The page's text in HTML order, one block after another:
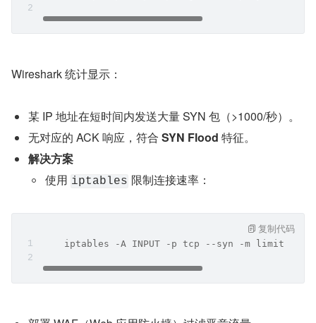
Wireshark 统计显示：
某 IP 地址在短时间内发送大量 SYN 包（>1000/秒）。
无对应的 ACK 响应，符合 SYN Flood 特征。
解决方案
使用 iptables 限制连接速率：
iptables -A INPUT -p tcp --syn -m limit --
复制代码